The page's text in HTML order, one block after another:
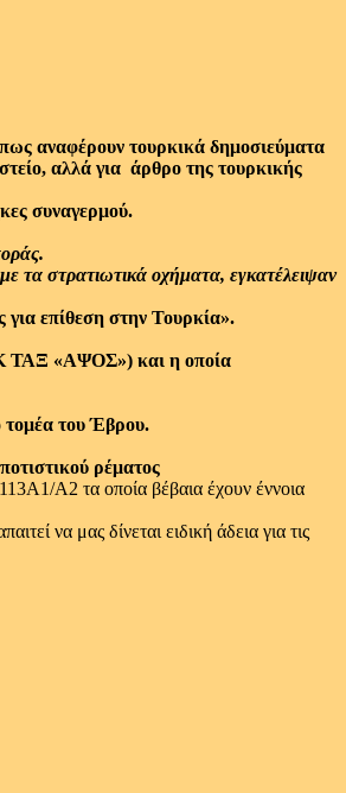
αναφέρουν τουρκικά δημοσιεύματα
αλλά για άρθρο της τουρκικής
συναγερμού.
τα στρατιωτικά οχήματα, εγκατέλειψαν
για επίθεση στην Τουρκία».
Κ ΤΑΞ «ΑΨΟΣ») και η οποία
τομέα του Έβρου.
ρέματος
A2 τα οποία βέβαια έχουν έννοια
να μας δίνεται ειδική άδεια για τις